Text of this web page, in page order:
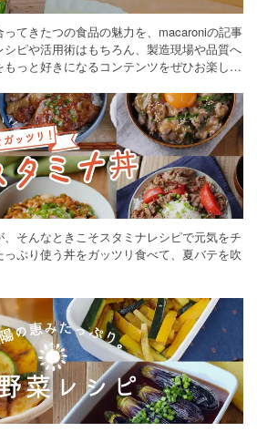
てきたつの食品の魅力を、macaroniの記事
ピや活用術はもちろん、製造現場や品質へ
っと好きになるコンテンツをぜひお楽しみ
そんなときこそスタミナレシピで元気をチ
ぷり使う丼をガッツリ食べて、夏バテを吹